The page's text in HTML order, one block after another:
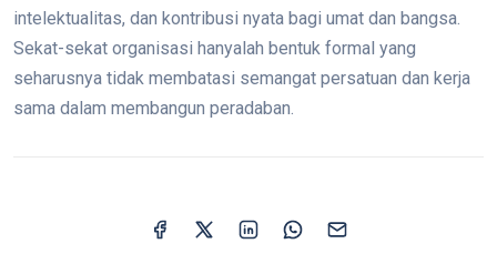
intelektualitas, dan kontribusi nyata bagi umat dan bangsa.
Sekat-sekat organisasi hanyalah bentuk formal yang
seharusnya tidak membatasi semangat persatuan dan kerja
sama dalam membangun peradaban.